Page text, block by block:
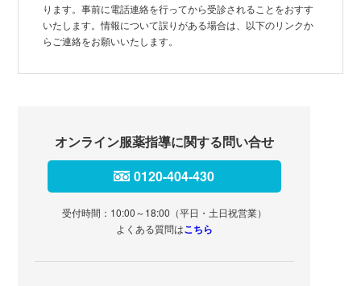
ります。事前に電話連絡を行ってから受診されることをおすす
いたします。情報について誤りがある場合は、以下のリンクか
らご連絡をお願いいたします。
オンライン服薬指導に関する問い合せ
0120-404-430
受付時間：10:00～18:00（平日・土日祝営業）
よくある質問はこちら